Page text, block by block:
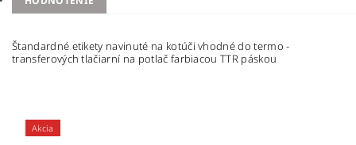
Štandardné etikety navinuté na kotúči vhodné do termo -
transferových tlačiarní na potlač farbiacou TTR páskou
Akcia